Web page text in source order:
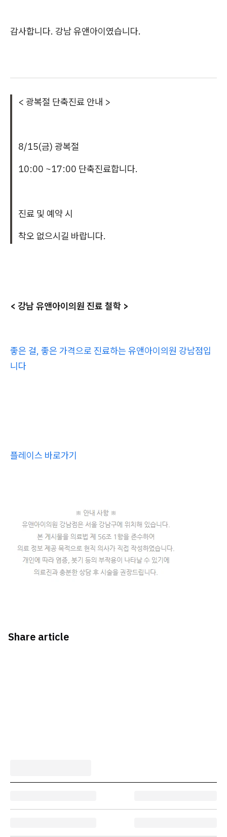
감사합니다. 강남 유앤아이였습니다.
< 광복절 단축진료 안내 >
8/15(금) 광복절
10:00 ~17:00 단축진료합니다.
진료 및 예약 시
착오 없으시길 바랍니다.
< 강남 유앤아이의원 진료 철학 >
좋은 걸, 좋은 가격으로 진료하는 유앤아이의원 강남점입
니다
플레이스 바로가기
Share article